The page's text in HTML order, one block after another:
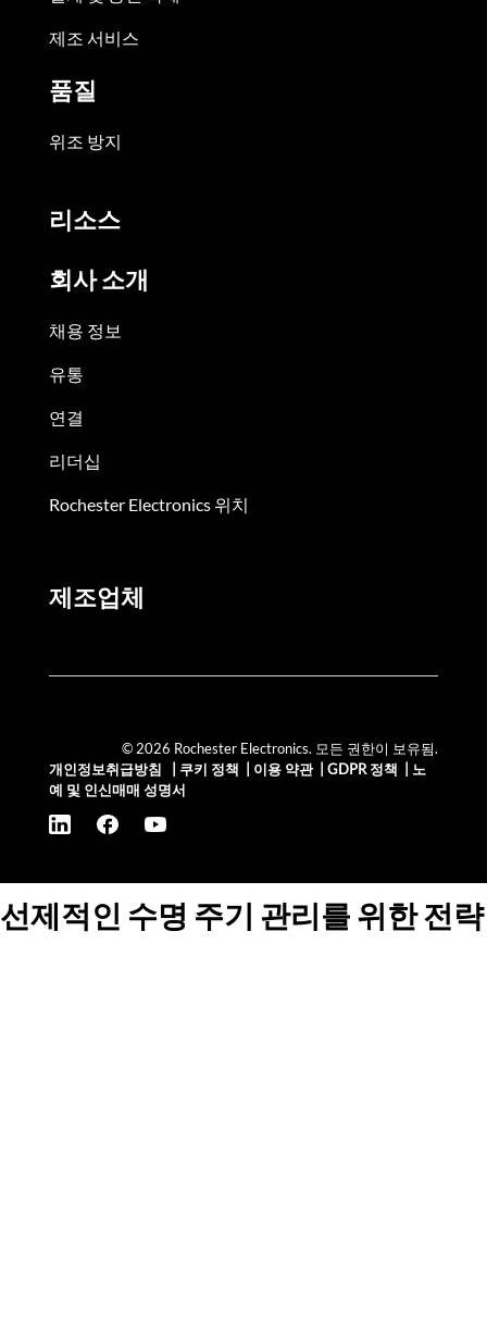
제조 서비스
품질
위조 방지
리소스
회사 소개
채용 정보
유통
연결
리더십
Rochester Electronics 위치
제조업체
© 2026 Rochester Electronics. 모든 권한이 보유됨.
개인정보취급방침
쿠키 정책 이용 약관| GDPR 정책
노
예 및 인신매매 성명서
선제적인 수명 주기 관리를 위한 전략